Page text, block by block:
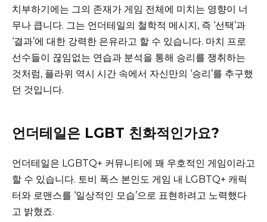
치부하기에는 그의 존재가 게임 전체에 미치는 영향이 너
무나 큽니다. 그는 언더테일의 철학적 메시지, 즉 ‘선택’과
‘결과’에 대한 강력한 은유라고 할 수 있습니다. 마치 프로
선수들이 끊임없는 연습과 분석을 통해 승리를 쟁취하는
것처럼, 플라위 역시 시간 속에서 자신만의 ‘승리’를 추구했
던 것입니다.
언더테일은 LGBT 친화적인가요?
언더테일은 LGBTQ+ 커뮤니티에 꽤 우호적인 게임이라고
할 수 있습니다. 토비 폭스 본인도 게임 내 LGBTQ+ 캐릭
터와 로맨스를 ‘일상적인 모습’으로 표현하려고 노력했다
고 밝혔죠.